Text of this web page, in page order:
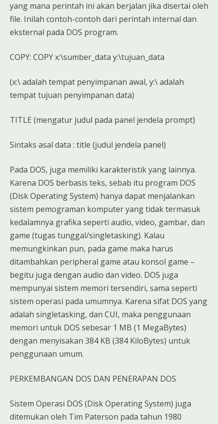
yang mana perintah ini akan berjalan jika disertai oleh
file. Inilah contoh-contoh dari perintah internal dan
eksternal pada DOS program.
COPY: COPY x:\sumber_data y:\tujuan_data
(x:\ adalah tempat penyimpanan awal, y:\ adalah
tempat tujuan penyimpanan data)
TITLE (mengatur judul pada panel jendela prompt)
Sintaks asal data : title (judul jendela panel)
Pada DOS, juga memiliki karakteristik yang lainnya.
Karena DOS berbasis teks, sebab itu program DOS
(Disk Operating System) hanya dapat menjalankan
sistem pemograman komputer yang tidak termasuk
kedalamnya grafika seperti audio, video, gambar, dan
game (tugas tunggal/singletasking). Kalau
memungkinkan pun, pada game maka harus
ditambahkan peripheral game atau konsol game –
begitu juga dengan audio dan video. DOS juga
mempunyai sistem memori tersendiri, sama seperti
sistem operasi pada umumnya. Karena sifat DOS yang
adalah singletasking, dan CUI, maka penggunaan
memori untuk DOS sebesar 1 MB (1 MegaBytes)
dengan menyisakan 384 KB (384 KiloBytes) untuk
penggunaan umum.
PERKEMBANGAN DOS DAN PENERAPAN DOS
Sistem Operasi DOS (Disk Operating System) juga
ditemukan oleh Tim Paterson pada tahun 1980